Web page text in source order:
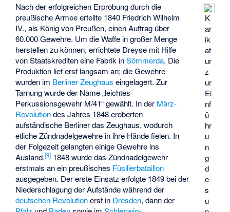
K
ar
ik
at
ur
z
ur
Ei
nf
ü
hr
u
n
g
d
e
s
u
Nach der erfolgreichen Erprobung durch die
preußische Armee erteilte 1840 Friedrich Wilhelm
IV., als König von Preußen, einen Auftrag über
60.000 Gewehre. Um die Waffe in großer Menge
herstellen zu können, errichtete Dreyse mit Hilfe
von Staatskrediten eine Fabrik inSömmerda. Die
Produktion lief erst langsam an; die Gewehre
wurden im Berliner Zeughaus eingelagert. Zur
Tarnung wurde der Name „leichtes
Perkussionsgewehr M/41“ gewählt. In der März-
Revolutiondes Jahres 1848 eroberten
aufständische Berliner das Zeughaus, wodurch
etliche Zündnadelgewehre in ihre Hände fielen. In
der Folgezeit gelangten einige Gewehre ins
Ausland.[9] 1848 wurde das Zündnadelgewehr
erstmals an ein preußisches Füsilierbataillon
ausgegeben. Der erste Einsatz erfolgte 1849 bei der
Niederschlagung der Aufstände während der
deutschen Revolutionerst in Dresden, dann der